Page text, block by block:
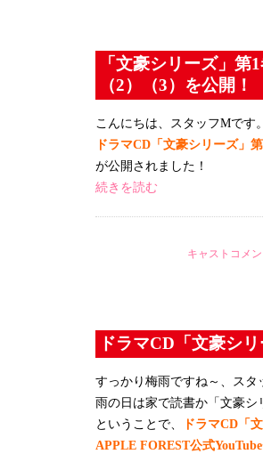
「文豪シリーズ」第
（2）（3）を公開！
こんにちは、スタッフMです
ドラマCD「文豪シリーズ」
が公開されました！
続きを読む
キャストコメ
ドラマCD「文豪シ
すっかり梅雨ですね～、スタ
雨の日は家で読書か「文豪シ
ということで、
ドラマCD「
APPLE FOREST公式